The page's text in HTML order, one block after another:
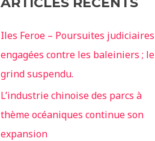
Iles Feroe – Poursuites judiciaires
engagées contre les baleiniers ; le
grind suspendu.
L’industrie chinoise des parcs à
thème océaniques continue son
expansion